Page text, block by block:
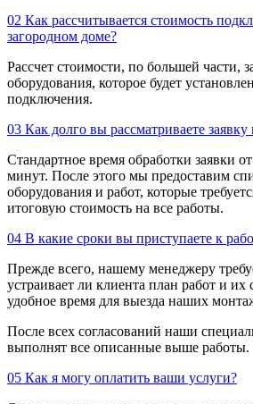
02 Как рассчитывается стоимость
загородном доме?
Рассчет стоимости, по большей части,
оборудования, которое будет
подключения.
03 Как долго вы рассматриваете
Стандартное время обработки заявки
минут. После этого мы предоставим
оборудования и работ, которые
итоговую стоимость на все работы.
04 В какие сроки вы приступаете к
Прежде всего, нашему менеджеру
устраивает ли клиента план работ и их
удобное время для выезда наших
После всех согласований наши
выполнят все описанные выше работы.
05 Как я могу оплатить ваши услуги?